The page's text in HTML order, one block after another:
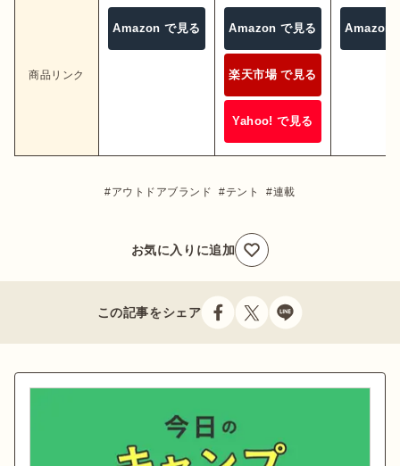
商品リンク
Amazon で見る Amazon で見る
楽天市場 で見る
Yahoo! で見る
Amazon
アウトドアブランド テント 連載
お気に入りに追加
この記事をシェア